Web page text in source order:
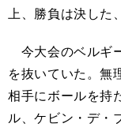
上、勝負は決した
今大会のベルギ
を抜いていた。無
相手にボールを持
ル、ケビン・デ・